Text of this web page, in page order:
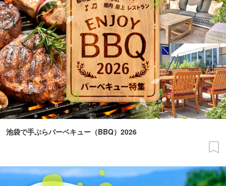
池袋で手ぶらバーベキュー（BBQ）2026